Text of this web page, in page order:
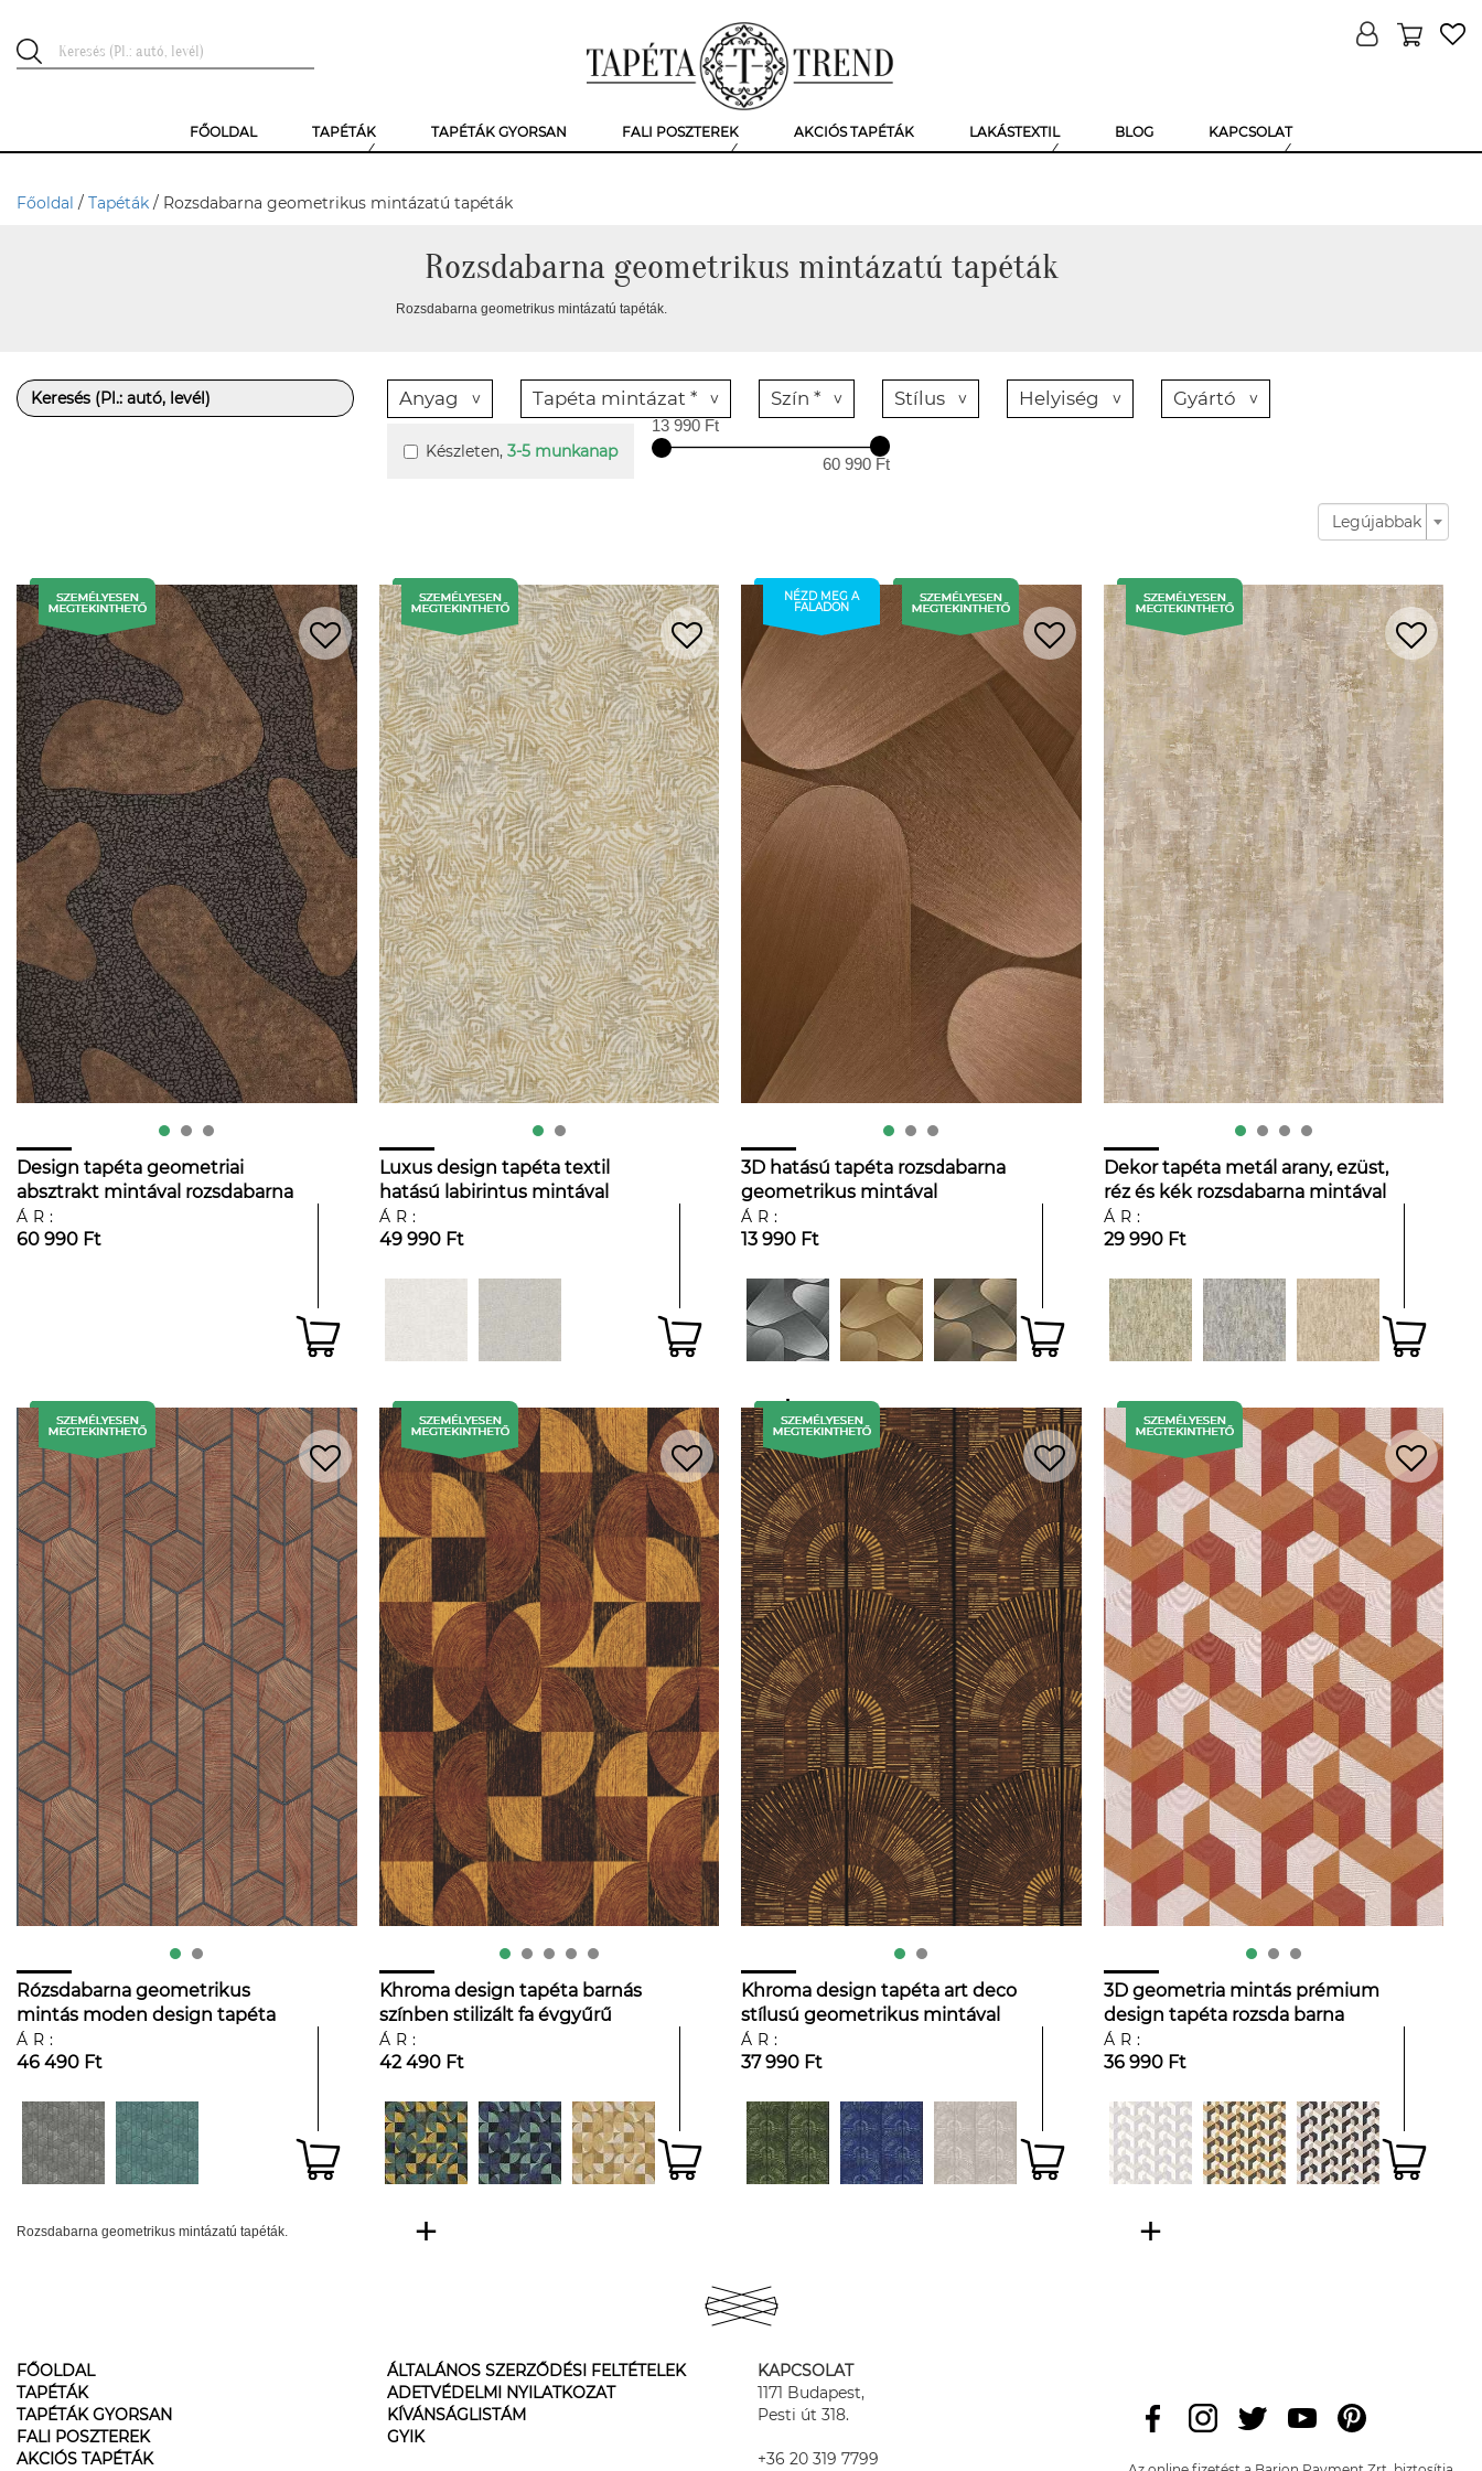
FŐOLDAL TAPÉTÁK TAPÉTÁK GYORSAN FALI POSZTEREK AKCIÓS TAPÉTÁK LAKÁSTEXTIL BLOG KAPCSOLAT
Főoldal / Tapéták / Rozsdabarna geometrikus mintázatú tapéták
Rozsdabarna geometrikus mintázatú tapéták
Rozsdabarna geometrikus mintázatú tapéták.
Anyag Tapéta mintázat * Szín * Stílus Helyiség Gyártó
Készleten, 3-5 munkanap
13 990 Ft
60 990 Ft
Legújabbak
Design tapéta geometriai
absztrakt mintával rozsdabarna
színben
ÁR:
60 990 Ft
Luxus design tapéta textil
hatású labirintus mintával
rozsadabrna színben
ÁR:
49 990 Ft
NÉZD MEG A
FALADON
3D hatású tapéta rozsdabarna
geometrikus mintával
ÁR:
13 990 Ft
Dekor tapéta metál arany, ezüst,
réz és kék rozsdabarna mintával
ÁR:
29 990 Ft
Rózsdabarna geometrikus
mintás moden design tapéta
ÁR:
46 490 Ft
Khroma design tapéta barnás
színben stilizált fa évgyűrű
mintával
ÁR:
42 490 Ft
Khroma design tapéta art deco
stílusú geometrikus mintával
ÁR:
37 990 Ft
3D geometria mintás prémium
design tapéta rozsda barna
színben
ÁR:
36 990 Ft
Rozsdabarna geometrikus mintázatú tapéták.
FŐOLDAL
TAPÉTÁK
TAPÉTÁK GYORSAN
FALI POSZTEREK
AKCIÓS TAPÉTÁK
ÁLTALÁNOS SZERZŐDÉSI FELTÉTELEK
ADETVÉDELMI NYILATKOZAT
KÍVÁNSÁGLISTÁM
GYIK
KAPCSOLAT
1171 Budapest,
Pesti út 318.
+36 20 319 7799